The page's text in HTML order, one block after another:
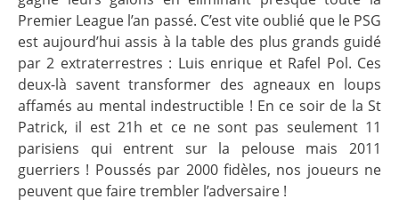
Premier League l’an passé. C’est vite oublié que le PSG
est aujourd’hui assis à la table des plus grands guidé
par 2 extraterrestres : Luis enrique et Rafel Pol. Ces
deux-là savent transformer des agneaux en loups
affamés au mental indestructible ! En ce soir de la St
Patrick, il est 21h et ce ne sont pas seulement 11
parisiens qui entrent sur la pelouse mais 2011
guerriers ! Poussés par 2000 fidèles, nos joueurs ne
peuvent que faire trembler l’adversaire !